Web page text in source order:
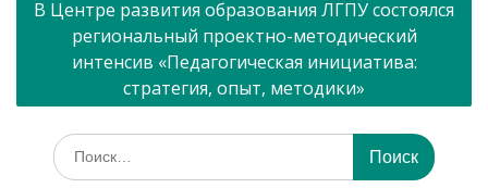
В Центре развития образования ЛГПУ состоялся
региональный проектно-методический
интенсив «Педагогическая инициатива:
стратегия, опыт, методики»
Искать: